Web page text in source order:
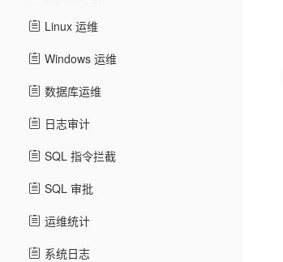
Linux 运维
Windows 运维
数据库运维
日志审计
SQL 指令拦截
SQL 审批
运维统计
系统日志